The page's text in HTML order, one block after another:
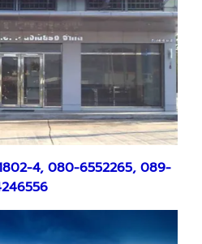
4, 080-6552265, 089-